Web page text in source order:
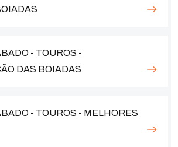
- TOUROS -
DAS BOIADAS
- TOUROS - MELHORES